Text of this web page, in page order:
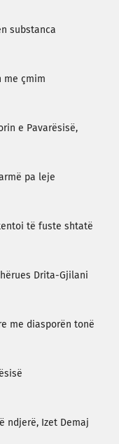
substanca
me çmim
e Pavarësisë,
pa leje
të fuste shtatë
Drita-Gjilani
me diasporën tonë
ndjerë, Izet Demaj